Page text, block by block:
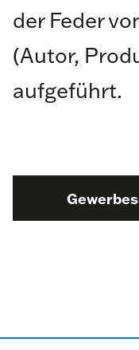
der Feder
(Autor,
aufgeführt.